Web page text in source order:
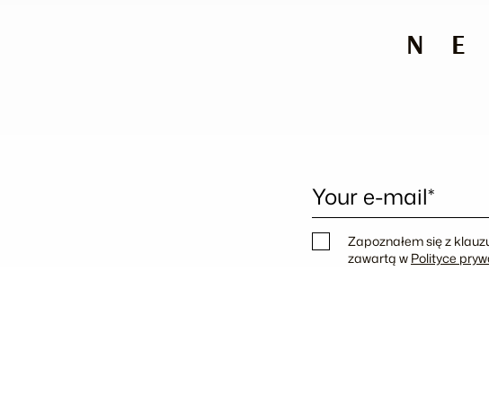
Your e-mail*
Zapoznałem się z
zawartą w Polityce